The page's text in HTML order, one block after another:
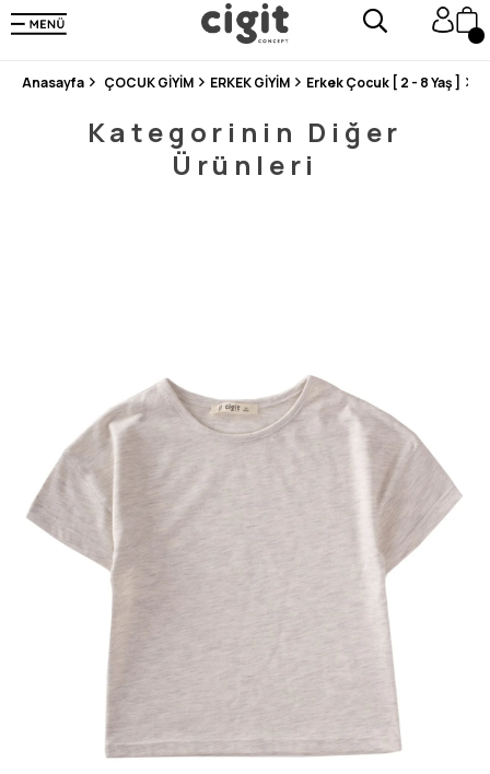
250.000'DEN FAZLA DEĞERLENDİRMEDE 5 ÜZERİNDEN 4.8 PUAN ALDI ⭐⭐⭐⭐⭐
3 MİLYONDAN FAZLA MUTLU MÜŞTERİ ❤️ 10 MİLYON ÜRÜN
Anasayfa ÇOCUK GİYİM ERKEK GİYİM Erkek Çocuk [ 2 - 8 Yaş ]
Kategorinin Diğer
Ürünleri